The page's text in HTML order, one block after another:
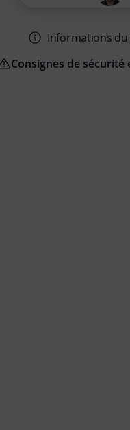
Informations
Consignes de